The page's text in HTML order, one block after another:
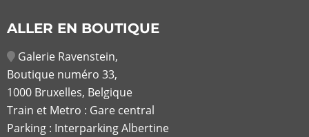
ALLER EN BOUTIQUE
Galerie Ravenstein,
Boutique numéro 33,
1000 Bruxelles, Belgique
Train et Metro : Gare central
Parking : Interparking Albertine